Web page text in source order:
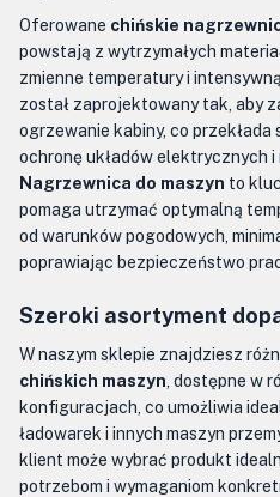
Oferowane chińskie
powstają z wytrzymałych
zmienne temperatury i
został zaprojektowany tak, aby
ogrzewanie kabiny, co
ochronę układów elektrycznych i
Nagrzewnica do maszyn to
pomaga utrzymać optymalną
od warunków pogodowych,
poprawiając bezpieczeństwo
Szeroki asortyment
W naszym sklepie znajdziesz
chińskich maszyn , dostępne w
konfiguracjach, co umożliwia
ładowarek i innych maszyn
klient może wybrać produkt
potrzebom i wymaganiom